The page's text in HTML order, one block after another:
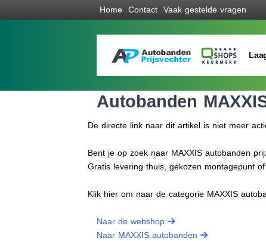
Home Contact Vaak gestelde vragen
Autobanden
De directe link naar dit artikel is niet meer
Bent je op zoek naar MAXXIS autobanden
Gratis levering thuis, gekozen montagepunt
Klik hier om naar de categorie MAXXIS
Naar de webshop
Naar MAXXIS autobanden